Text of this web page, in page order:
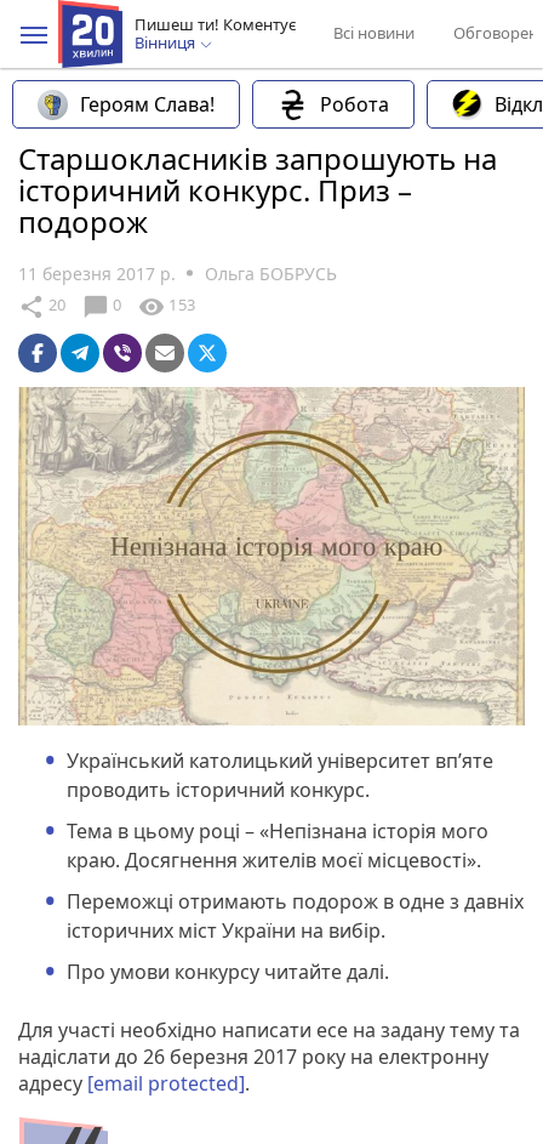
Пишеш ти! Коментує
Вінниця
Всі новини
Героям Слава! Робота
Старшокласників запрошують на
історичний конкурс. Приз –
подорож
11 березня 2017 р. Ольга БОБРУСЬ
share 20 chat_bubble 0 visibility 153
Український католицький університет вп’яте
проводить історичний конкурс.
Тема в цьому році – «Непізнана історія мого
краю. Досягнення жителів моєї місцевості».
Переможці отримають подорож в одне з давніх
історичних міст України на вибір.
Про умови конкурсу читайте далі.
Для участі необхідно написати есе на задану тему та
надіслати до 26 березня 2017 року на електронну
адресу [email protected].